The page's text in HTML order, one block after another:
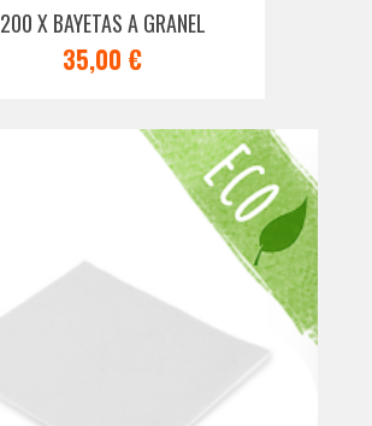
200 X BAYETAS A GRANEL
35,00 €